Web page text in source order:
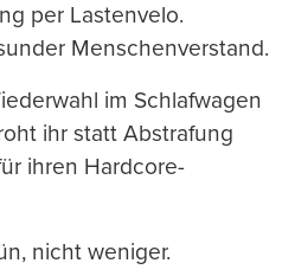
per Lastenvelo.
Menschenverstand.
im Schlafwagen
ihr statt Abstrafung
ihren Hardcore-
nicht weniger.